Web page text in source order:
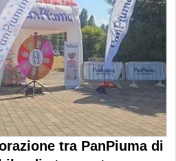
tra PanPiuma di